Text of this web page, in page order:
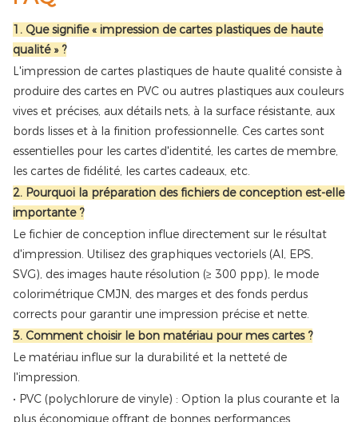
1. Que signifie « impression de cartes plastiques de haute
qualité » ?
L'impression de cartes plastiques de haute qualité consiste à
produire des cartes en PVC ou autres plastiques aux couleurs
vives et précises, aux détails nets, à la surface résistante, aux
bords lisses et à la finition professionnelle. Ces cartes sont
essentielles pour les cartes d'identité, les cartes de membre,
les cartes de fidélité, les cartes cadeaux, etc.
2. Pourquoi la préparation des fichiers de conception est-elle
importante ?
Le fichier de conception influe directement sur le résultat
d'impression. Utilisez des graphiques vectoriels (AI, EPS,
SVG), des images haute résolution (≥ 300 ppp), le mode
colorimétrique CMJN, des marges et des fonds perdus
corrects pour garantir une impression précise et nette.
3. Comment choisir le bon matériau pour mes cartes ?
Le matériau influe sur la durabilité et la netteté de
l'impression.
• PVC (polychlorure de vinyle) : Option la plus courante et la
plus économique offrant de bonnes performances